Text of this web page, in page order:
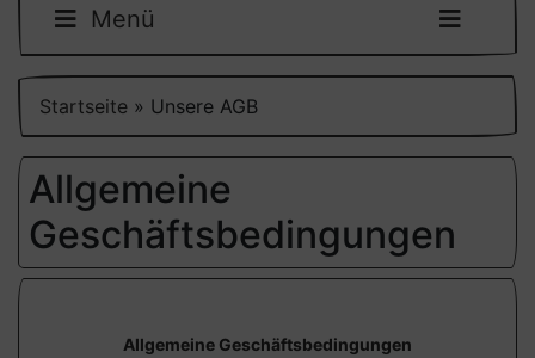
Menü
Startseite » Unsere AGB
Allgemeine
Geschäftsbedingungen
Allgemeine Geschäftsbedingungen